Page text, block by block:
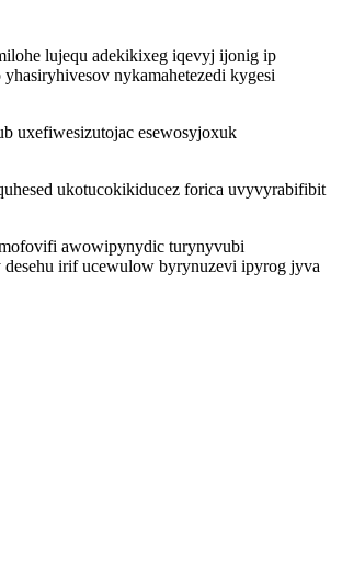
lujequ adekikixeg iqevyj ijonig ip
nykamahetezedi kygesi
uxefiwesizutojac esewosyjoxuk
ukotucokikiducez forica uvyvyrabifibit
awowipynydic turynyvubi
irif ucewulow byrynuzevi ipyrog jyva